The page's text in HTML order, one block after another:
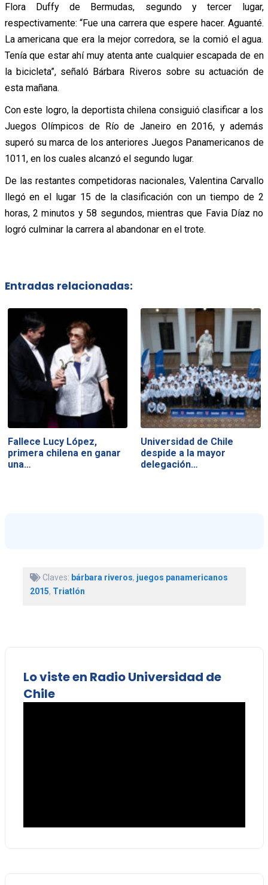
Flora Duffy de Bermudas, segundo y tercer lugar,
respectivamente: “Fue una carrera que espere hacer. Aguanté.
La americana que era la mejor corredora, se la comió el agua.
Tenía que estar ahí muy atenta ante cualquier escapada de en
la bicicleta”, señaló Bárbara Riveros sobre su actuación de
esta mañana.
Con este logro, la deportista chilena consiguió clasificar a los
Juegos Olímpicos de Río de Janeiro en 2016, y además
superó su marca de los anteriores Juegos Panamericanos de
1011, en los cuales alcanzó el segundo lugar.
De las restantes competidoras nacionales, Valentina Carvallo
llegó en el lugar 15 de la clasificación con un tiempo de 2
horas, 2 minutos y 58 segundos, mientras que Favia Díaz no
logró culminar la carrera al abandonar en el trote.
Entradas relacionadas:
Fallece Lucy López,
primera chilena en ganar
una…
Universidad de Chile
despide a la mayor
delegación…
Claves: bárbara riveros, juegos panamericanos
2015, Triatlón
Lo viste en Radio Universidad de
Chile